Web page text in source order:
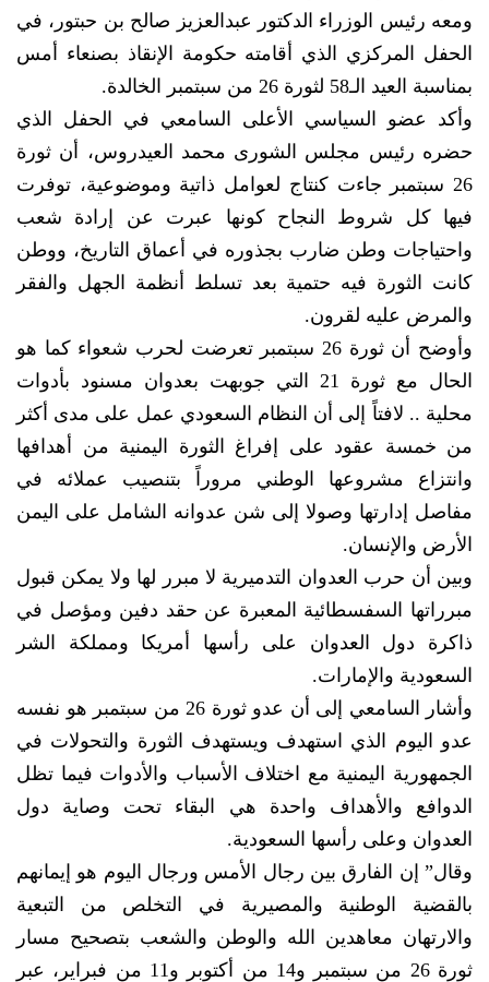
ومعه رئيس الوزراء الدكتور عبدالعزيز صالح بن حبتور، في
الحفل المركزي الذي أقامته حكومة الإنقاذ بصنعاء أمس
بمناسبة العيد الـ58 لثورة 26 من سبتمبر الخالدة.
وأكد عضو السياسي الأعلى السامعي في الحفل الذي
حضره رئيس مجلس الشورى محمد العيدروس، أن ثورة
26 سبتمبر جاءت كنتاج لعوامل ذاتية وموضوعية، توفرت
فيها كل شروط النجاح كونها عبرت عن إرادة شعب
واحتياجات وطن ضارب بجذوره في أعماق التاريخ، ووطن
كانت الثورة فيه حتمية بعد تسلط أنظمة الجهل والفقر
والمرض عليه لقرون.
وأوضح أن ثورة 26 سبتمبر تعرضت لحرب شعواء كما هو
الحال مع ثورة 21 التي جوبهت بعدوان مسنود بأدوات
محلية .. لافتاً إلى أن النظام السعودي عمل على مدى أكثر
من خمسة عقود على إفراغ الثورة اليمنية من أهدافها
وانتزاع مشروعها الوطني مروراً بتنصيب عملائه في
مفاصل إدارتها وصولا إلى شن عدوانه الشامل على اليمن
الأرض والإنسان.
وبين أن حرب العدوان التدميرية لا مبرر لها ولا يمكن قبول
مبرراتها السفسطائية المعبرة عن حقد دفين ومؤصل في
ذاكرة دول العدوان على رأسها أمريكا ومملكة الشر
السعودية والإمارات.
وأشار السامعي إلى أن عدو ثورة 26 من سبتمبر هو نفسه
عدو اليوم الذي استهدف ويستهدف الثورة والتحولات في
الجمهورية اليمنية مع اختلاف الأسباب والأدوات فيما تظل
الدوافع والأهداف واحدة هي البقاء تحت وصاية دول
العدوان وعلى رأسها السعودية.
وقال” إن الفارق بين رجال الأمس ورجال اليوم هو إيمانهم
بالقضية الوطنية والمصيرية في التخلص من التبعية
والارتهان معاهدين الله والوطن والشعب بتصحيح مسار
ثورة 26 من سبتمبر و14 من أكتوبر و11 من فبراير، عبر